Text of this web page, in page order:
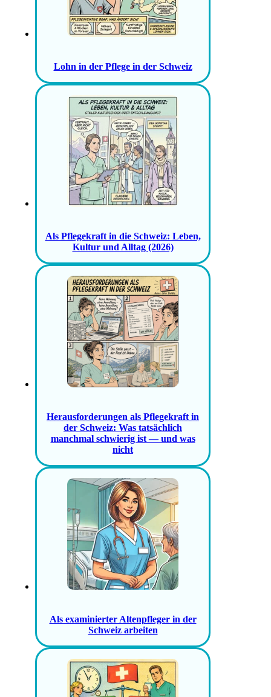
Lohn in der Pflege in der Schweiz
Als Pflegekraft in die Schweiz: Leben,
Kultur und Alltag (2026)
Herausforderungen als Pflegekraft in
der Schweiz: Was tatsächlich
manchmal schwierig ist — und was
nicht
Als examinierter Altenpfleger in der
Schweiz arbeiten